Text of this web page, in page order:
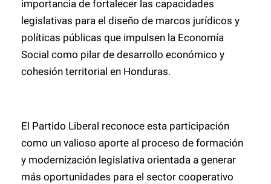
importancia de fortalecer las capacidades
legislativas para el diseño de marcos jurídicos y
políticas públicas que impulsen la Economía
Social como pilar de desarrollo económico y
cohesión territorial en Honduras.
El Partido Liberal reconoce esta participación
como un valioso aporte al proceso de formación
y modernización legislativa orientada a generar
más oportunidades para el sector cooperativo